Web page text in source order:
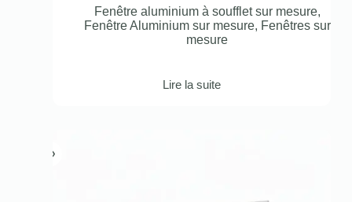
Fenêtre aluminium à soufflet sur mesure,
Fenêtre Aluminium sur mesure, Fenêtres sur
mesure
Lire la suite